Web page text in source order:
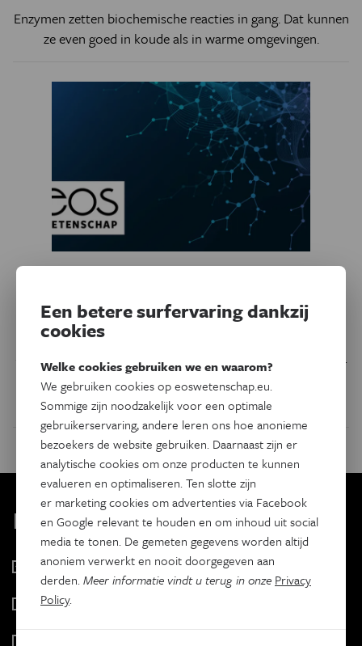
Enzymen zetten biochemische reacties in gang. Dat kunnen
ze even goed in koude als in warme omgevingen.
‘Rioolgas’ is giftig, maar ook
van levensbelang
Waterstofsulfide is een gif dat al eens wordt gebruikt door
zelfmoordenaars. Maar op celniveau speelt het gas een
belangrijke rol in de energiehuishouding.
Kies je nieuwsbrief
Eos Wetenschap
2 x week
Tracé
Een betere surfervaring dankzij
cookies
Welke cookies gebruiken we en waarom?
We gebruiken cookies op eoswetenschap.eu.
Sommige zijn noodzakelijk voor een optimale
gebruikerservaring, andere leren ons hoe anonieme
bezoekers de website gebruiken. Daarnaast zijn er
analytische cookies om onze producten te kunnen
evalueren en optimaliseren. Ten slotte zijn
er marketing cookies om advertenties via Facebook
en Google relevant te houden en om inhoud uit social
media te tonen. De gemeten gegevens worden altijd
anoniem verwerkt en nooit doorgegeven aan
derden.Meer informatie vindt u terug in onze Privacy
Policy.